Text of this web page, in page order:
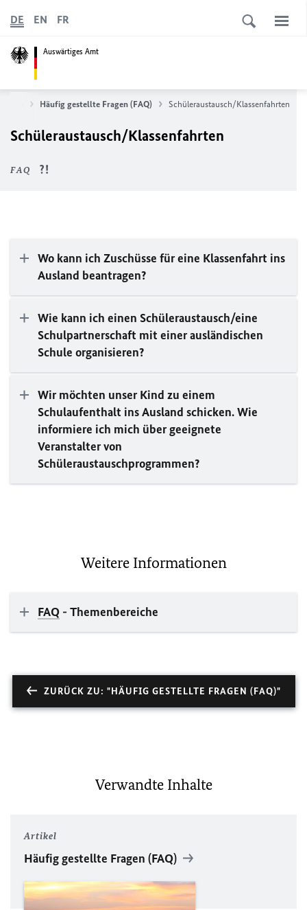
Auswärtiges Amt
DE EN FR
Häufig gestellte Fragen (FAQ) Schüleraustausch/Klassenfahrten
Schüleraustausch/Klassenfahrten
FAQ
Wo kann ich Zuschüsse für eine Klassenfahrt ins
Ausland beantragen?
Wie kann ich einen Schüleraustausch/eine
Schulpartnerschaft mit einer ausländischen
Schule organisieren?
Wir möchten unser Kind zu einem
Schulaufenthalt ins Ausland schicken. Wie
informiere ich mich über geeignete
Veranstalter von
Schüleraustauschprogrammen?
Weitere Informationen
FAQ - Themenbereiche
ZURÜCK ZU: "HÄUFIG GESTELLTE FRAGEN (FAQ)"
Verwandte Inhalte
Artikel
Häufig gestellte Fragen (FAQ)